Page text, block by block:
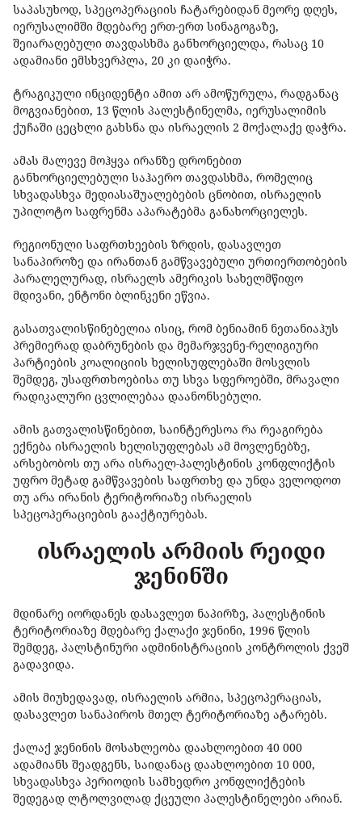
საპასუხოდ, სპეცოპერაციის ჩატარებიდან მეორე დღეს,
იერუსალიმში მდებარე ერთ-ერთ სინაგოგაზე,
შეიარაღებული თავდასხმა განხორციელდა, რასაც 10
ადამიანი ემსხვერპლა, 20 კი დაიჭრა.
ტრაგიკული ინციდენტი ამით არ ამოწურულა, რადგანაც
მოგვიანებით, 13 წლის პალესტინელმა, იერუსალიმის
ქუჩაში ცეცხლი გახსნა და ისრაელის 2 მოქალაქე დაჭრა.
ამას მალევე მოჰყვა ირანზე დრონებით
განხორციელებული საჰაერო თავდასხმა, რომელიც
სხვადასხვა მედიასაშუალებების ცნობით, ისრაელის
უპილოტო საფრენმა აპარატებმა განახორციელეს.
რეგიონული საფრთხეების ზრდის, დასავლეთ
სანაპიროზე და ირანთან გამწვავებული ურთიერთობების
პარალელურად, ისრაელს ამერიკის სახელმწიფო
მდივანი, ენტონი ბლინკენი ეწვია.
გასათვალისწინებელია ისიც, რომ ბენიამინ ნეთანიაჰუს
პრემიერად დაბრუნების და მემარჯვენე-რელიგიური
პარტიების კოალიციის ხელისუფლებაში მოსვლის
შემდეგ, უსაფრთხოებისა თუ სხვა სფეროებში, მრავალი
რადიკალური ცვლილებაა დაანონსებული.
ამის გათვალისწინებით, საინტერესოა რა რეაგირება
ექნება ისრაელის ხელისუფლებას ამ მოვლენებზე,
არსებობოს თუ არა ისრაელ-პალესტინის კონფლიქტის
უფრო მეტად გამწვავების საფრთხე და უნდა ველოდოთ
თუ არა ირანის ტერიტორიაზე ისრაელის
სპეცოპერაციების გააქტიურებას.
ისრაელის არმიის რეიდი
ჯენინში
მდინარე იორდანეს დასავლეთ ნაპირზე, პალესტინის
ტერიტორიაზე მდებარე ქალაქი ჯენინი, 1996 წლის
შემდეგ, პალსტინური ადმინისტრაციის კონტროლის ქვეშ
გადავიდა.
ამის მიუხედავად, ისრაელის არმია, სპეცოპერაციას,
დასავლეთ სანაპიროს მთელ ტერიტორიაზე ატარებს.
ქალაქ ჯენინის მოსახლეობა დაახლოებით 40 000
ადამიანს შეადგენს, საიდანაც დაახლოებით 10 000,
სხვადასხვა პერიოდის სამხედრო კონფლიქტების
შედეგად ლტოლვილად ქცეული პალესტინელები არიან.